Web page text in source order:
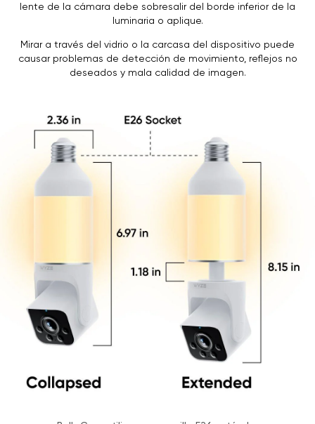
lente de la cámara debe sobresalir del borde inferior de la
luminaria o aplique.
Mirar a través del vidrio o la carcasa del dispositivo puede
causar problemas de detección de movimiento, reflejos no
deseados y mala calidad de imagen.